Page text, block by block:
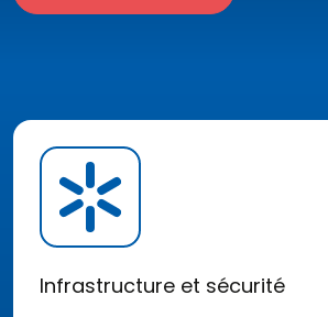
Infrastructure et sécurité